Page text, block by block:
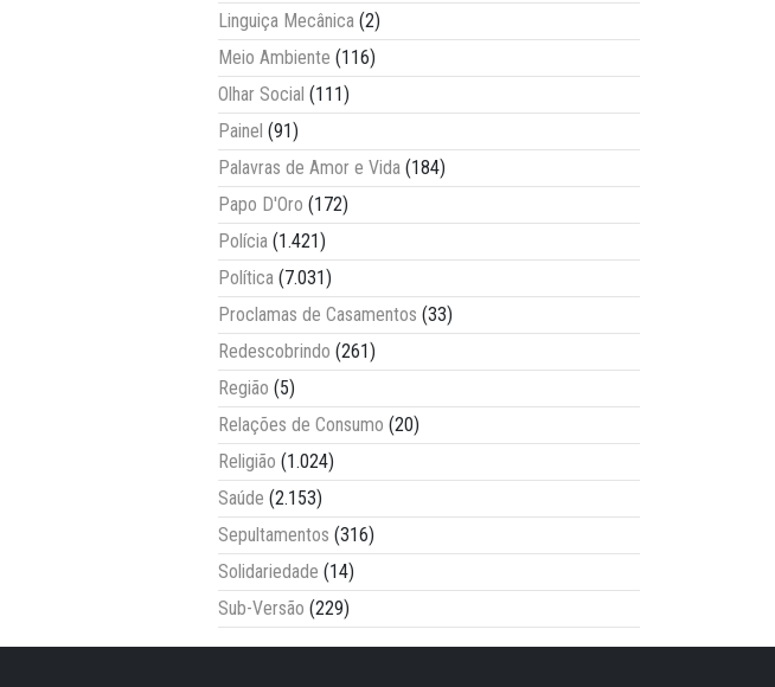
Linguiça Mecânica (2)
Meio Ambiente (116)
Olhar Social (111)
Painel (91)
Palavras de Amor e Vida (184)
Papo D'Oro (172)
Polícia (1.421)
Política (7.031)
Proclamas de Casamentos (33)
Redescobrindo (261)
Região (5)
Relações de Consumo (20)
Religião (1.024)
Saúde (2.153)
Sepultamentos (316)
Solidariedade (14)
Sub-Versão (229)